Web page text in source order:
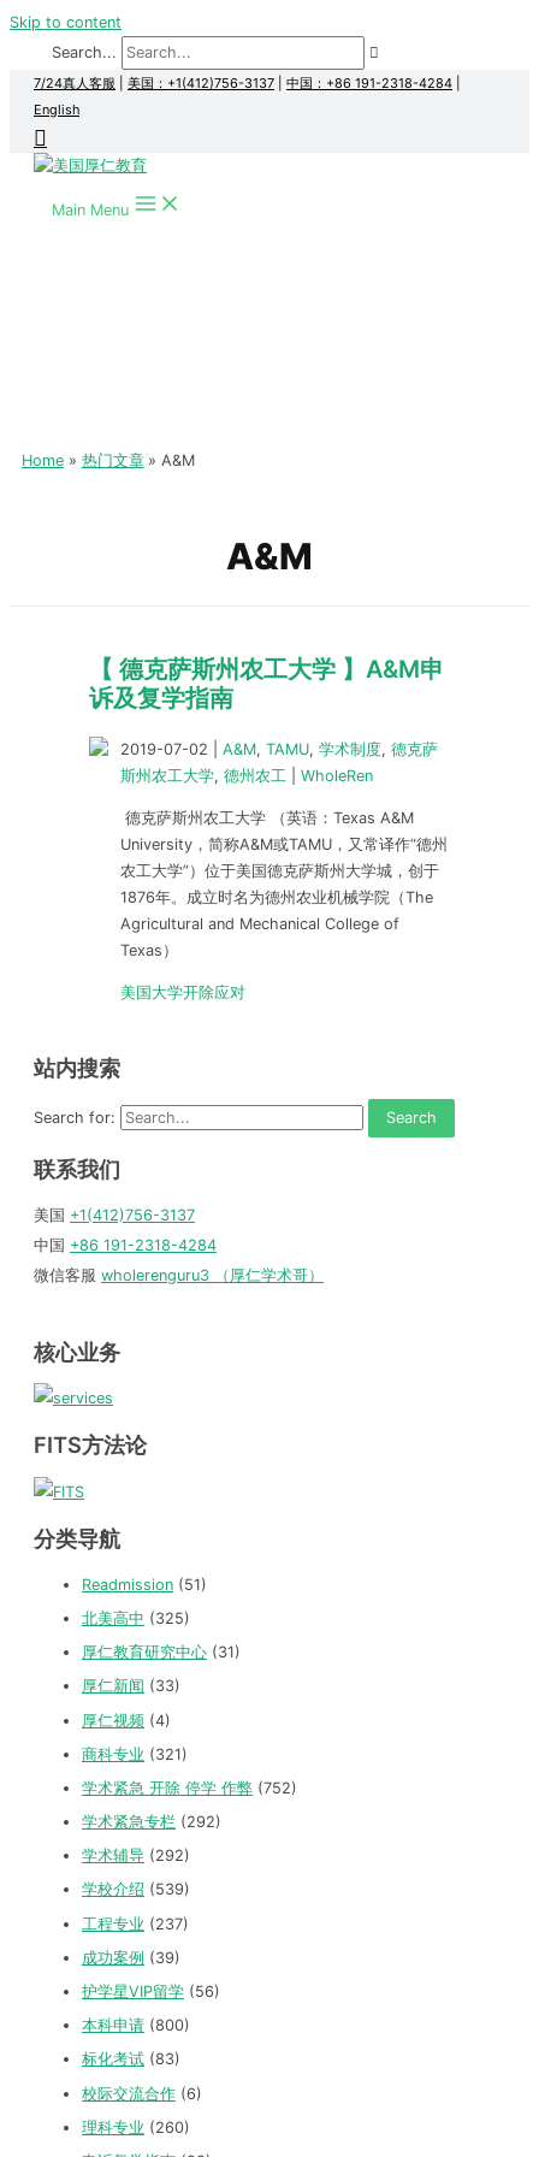
Skip to content
Search...
7/24真人客服 美国：+1(412)756-3137 中国：+86 191-2318-4284
English
Main Menu
Home 热门文章 A&M
A&M
【 德克萨斯州农工大学 】A&M申
诉及复学指南
2019-07-02 A&M, TAMU, 学术制度, 德克萨
斯州农工大学, 德州农工 WholeRen
德克萨斯州农工大学 （英语：Texas A&M
University，简称A&M或TAMU，又常译作“德州
农工大学”）位于美国德克萨斯州大学城，创于
1876年。成立时名为德州农业机械学院（The
Agricultural and Mechanical College of
Texas）
美国大学开除应对
站内搜索
Search for:
联系我们
美国 +1(412)756-3137
中国 +86 191-2318-4284
微信客服 wholerenguru3 （厚仁学术哥）
核心业务
FITS方法论
分类导航
Readmission (51)
北美高中 (325)
厚仁教育研究中心 (31)
厚仁新闻 (33)
厚仁视频 (4)
商科专业 (321)
学术紧急 开除 停学 作弊 (752)
学术紧急专栏 (292)
学术辅导 (292)
学校介绍 (539)
工程专业 (237)
成功案例 (39)
护学星VIP留学 (56)
本科申请 (800)
标化考试 (83)
校际交流合作 (6)
理科专业 (260)